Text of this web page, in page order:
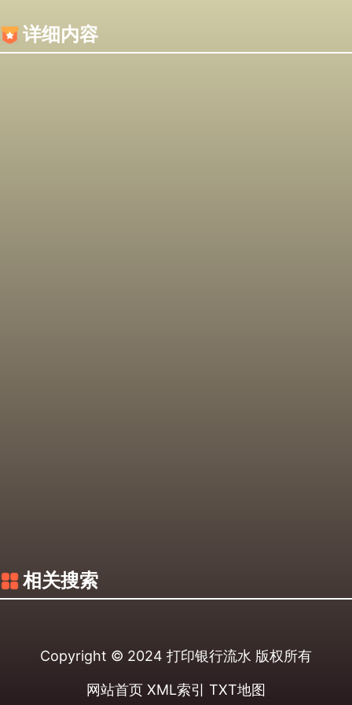
详细内容
相关搜索
Copyright © 2024 打印银行流水 版权所有
网站首页 XML索引 TXT地图